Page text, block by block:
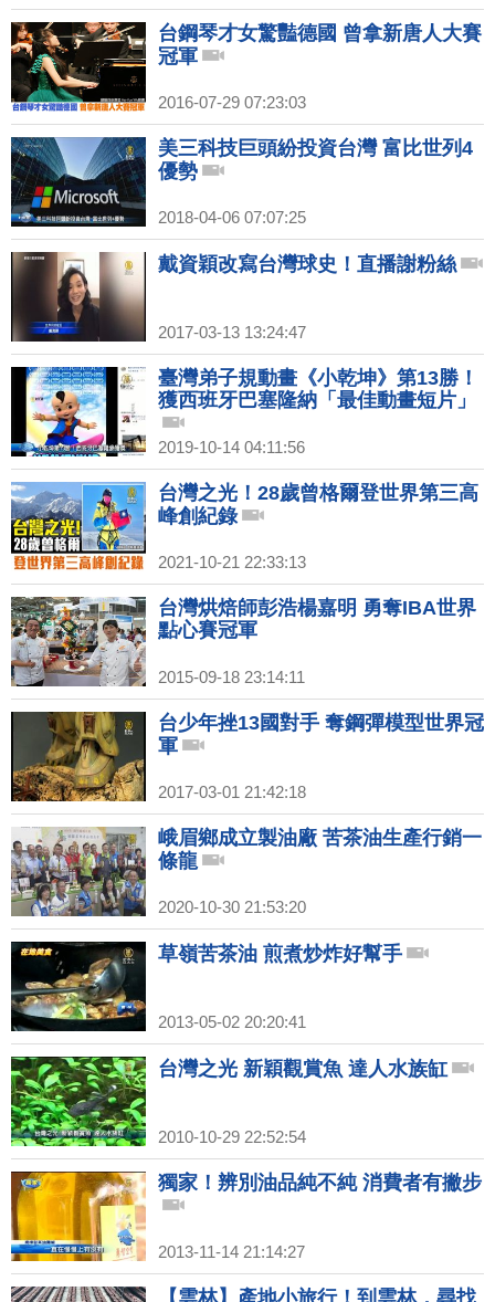
台鋼琴才女驚豔德國 曾拿新唐人大賽
冠軍
2016-07-29 07:23:03
美三科技巨頭紛投資台灣 富比世列4
優勢
2018-04-06 07:07:25
戴資穎改寫台灣球史！直播謝粉絲
2017-03-13 13:24:47
臺灣弟子規動畫《小乾坤》第13勝！
獲西班牙巴塞隆納「最佳動畫短片」
2019-10-14 04:11:56
台灣之光！28歲曾格爾登世界第三高
峰創紀錄
2021-10-21 22:33:13
台灣烘焙師彭浩楊嘉明 勇奪IBA世界
點心賽冠軍
2015-09-18 23:14:11
台少年挫13國對手 奪鋼彈模型世界冠
軍
2017-03-01 21:42:18
峨眉鄉成立製油廠 苦茶油生產行銷一
條龍
2020-10-30 21:53:20
草嶺苦茶油 煎煮炒炸好幫手
2013-05-02 20:20:41
台灣之光 新穎觀賞魚 達人水族缸
2010-10-29 22:52:54
獨家！辨別油品純不純 消費者有撇步
2013-11-14 21:14:27